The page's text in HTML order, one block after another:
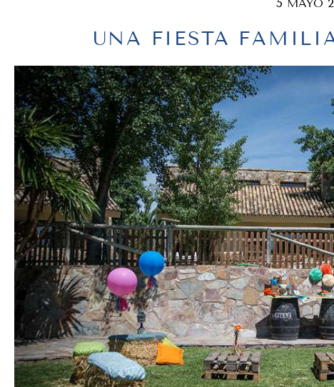
5 MAYO
UNA FIESTA